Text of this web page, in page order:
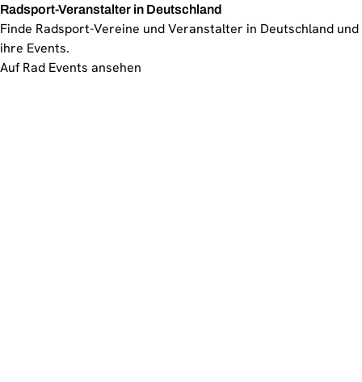
Radsport-Veranstalter in Deutschland
Finde Radsport-Vereine und Veranstalter in Deutschland und
ihre Events.
Auf Rad Events ansehen